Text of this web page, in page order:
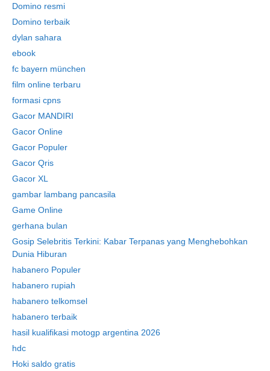
Domino resmi
Domino terbaik
dylan sahara
ebook
fc bayern münchen
film online terbaru
formasi cpns
Gacor MANDIRI
Gacor Online
Gacor Populer
Gacor Qris
Gacor XL
gambar lambang pancasila
Game Online
gerhana bulan
Gosip Selebritis Terkini: Kabar Terpanas yang Menghebohkan
Dunia Hiburan
habanero Populer
habanero rupiah
habanero telkomsel
habanero terbaik
hasil kualifikasi motogp argentina 2026
hdc
Hoki saldo gratis